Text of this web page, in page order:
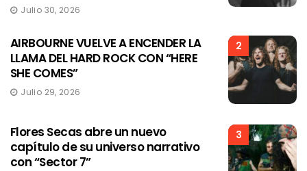
Julio 30, 2026
2
AIRBOURNE VUELVE A ENCENDER LA
LLAMA DEL HARD ROCK CON “HERE
SHE COMES”
Julio 29, 2026
3
Flores Secas abre un nuevo
capítulo de su universo narrativo
con “Sector 7”